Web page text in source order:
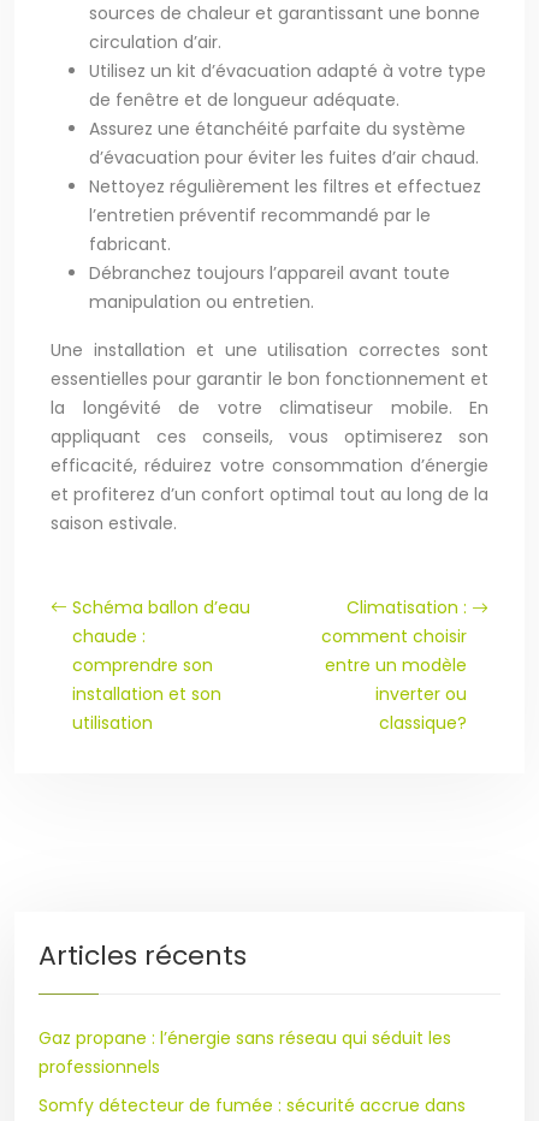
sources de chaleur et garantissant une bonne
circulation d’air.
Utilisez un kit d’évacuation adapté à votre type
de fenêtre et de longueur adéquate.
Assurez une étanchéité parfaite du système
d’évacuation pour éviter les fuites d’air chaud.
Nettoyez régulièrement les filtres et effectuez
l’entretien préventif recommandé par le
fabricant.
Débranchez toujours l’appareil avant toute
manipulation ou entretien.
Une installation et une utilisation correctes sont
essentielles pour garantir le bon fonctionnement et
la longévité de votre climatiseur mobile. En
appliquant ces conseils, vous optimiserez son
efficacité, réduirez votre consommation d’énergie
et profiterez d’un confort optimal tout au long de la
saison estivale.
Schéma ballon d’eau
chaude :
comprendre son
installation et son
utilisation
Climatisation :
comment choisir
entre un modèle
inverter ou
classique?
Articles récents
Gaz propane : l’énergie sans réseau qui séduit les
professionnels
Somfy détecteur de fumée : sécurité accrue dans